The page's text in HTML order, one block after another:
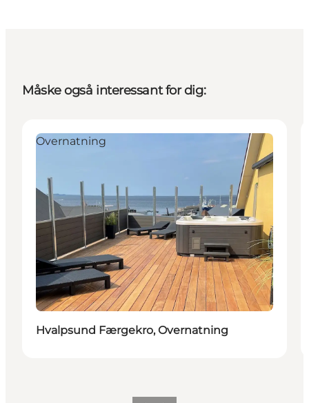
Måske også interessant for dig:
Overnatning
Hvalpsund Færgekro, Overnatning